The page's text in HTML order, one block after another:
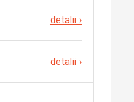
detalii ›
detalii ›